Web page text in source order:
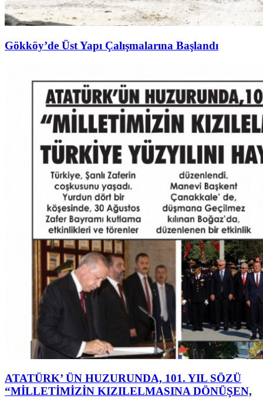
Gökköy’de Üst Yapı Çalışmalarına Başlandı
ATATÜRK’ ÜN HUZURUNDA, 101. YIL SÖZÜ
“MİLLETİMİZİN KIZILELMASINA DÖNÜŞEN,